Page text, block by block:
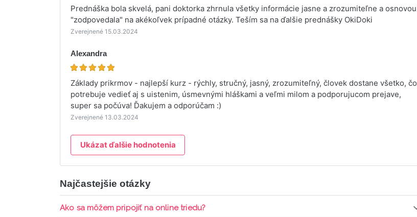
Prednáška bola skvelá, pani doktorka zhrnula všetky informácie jasne a zrozumiteľne a osnovou
"zodpovedala" na akékoľvek prípadné otázky. Teším sa na ďalšie prednášky OkiDoki
Zverejnené 15.03.2024
Alexandra
Základy prikrmov - najlepší kurz - rýchly, stručný, jasný, zrozumiteľný, človek dostane všetko, čo
potrebuje vedieť aj s uistenim, úsmevnými hláškami a veľmi milom a podporujucom prejave,
super sa počúva! Ďakujem a odporúčam :)
Zverejnené 13.03.2024
Ukázat ďalšie hodnotenia
Najčastejšie otázky
Ako sa môžem pripojiť na online triedu?